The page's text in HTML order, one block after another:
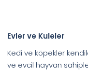
Evler ve Kuleler
Kedi ve köpekler
ve evcil hayvan